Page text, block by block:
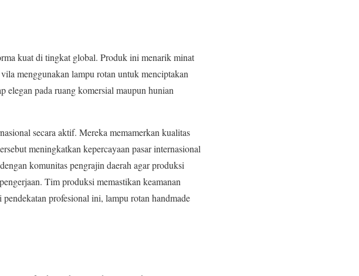
kuat di tingkat global. Produk ini menarik minat
menggunakan lampu rotan untuk menciptakan
elegan pada ruang komersial maupun hunian
secara aktif. Mereka memamerkan kualitas
meningkatkan kepercayaan pasar internasional
komunitas pengrajin daerah agar produksi
Tim produksi memastikan keamanan
profesional ini, lampu rotan handmade